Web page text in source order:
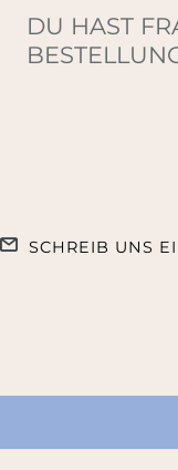
DU HAST
SCHREIB UNS